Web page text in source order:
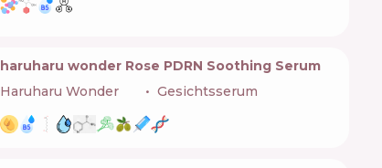
haruharu wonder Rose PDRN Soothing Serum
Haruharu Wonder
Gesichtsserum